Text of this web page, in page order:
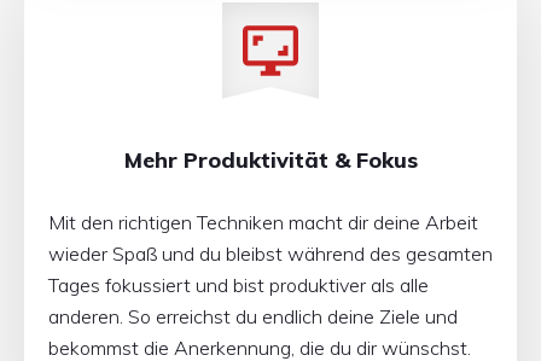
Mehr Produktivität & Fokus
Mit den richtigen Techniken macht dir deine Arbeit
wieder Spaß und du bleibst während des gesamten
Tages fokussiert und bist produktiver als alle
anderen. So erreichst du endlich deine Ziele und
bekommst die Anerkennung, die du dir wünschst.